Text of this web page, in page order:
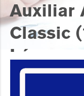
Auxiliar
Classic